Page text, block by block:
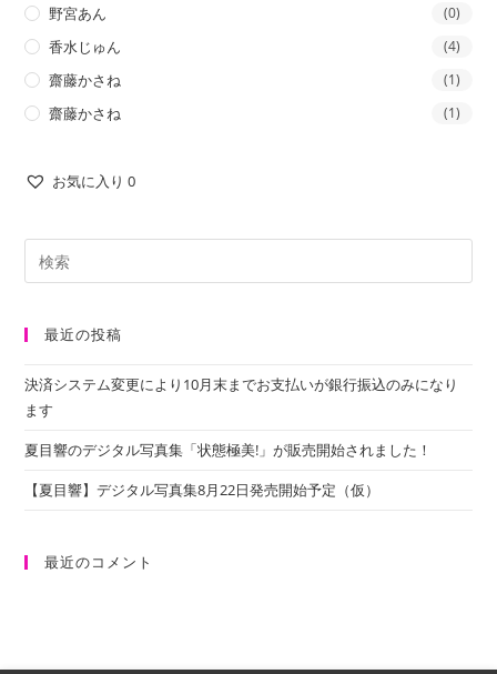
野宮あん (0)
香水じゅん (4)
齋藤かさね (1)
齋藤かさね (1)
お気に入り 0
最近の投稿
決済システム変更により10月末までお支払いが銀行振込のみになり
ます
夏目響のデジタル写真集「状態極美!」が販売開始されました！
【夏目響】デジタル写真集8月22日発売開始予定（仮）
最近のコメント